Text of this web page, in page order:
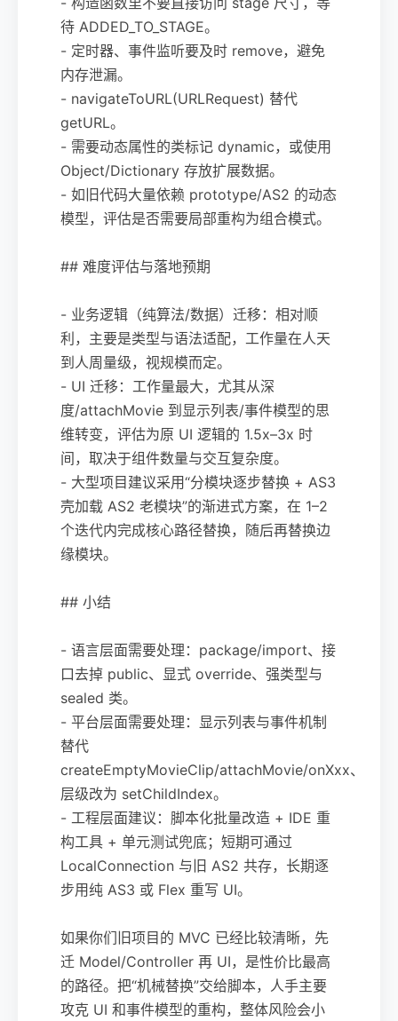
待 ADDED_TO_STAGE。
- 定时器、事件监听要及时 remove，避免
内存泄漏。
- navigateToURL(URLRequest) 替代
getURL。
- 需要动态属性的类标记 dynamic，或使用
Object/Dictionary 存放扩展数据。
- 如旧代码大量依赖 prototype/AS2 的动态
模型，评估是否需要局部重构为组合模式。
## 难度评估与落地预期
- 业务逻辑（纯算法/数据）迁移：相对顺
利，主要是类型与语法适配，工作量在人天
到人周量级，视规模而定。
- UI 迁移：工作量最大，尤其从深
度/attachMovie 到显示列表/事件模型的思
维转变，评估为原 UI 逻辑的 1.5x–3x 时
间，取决于组件数量与交互复杂度。
- 大型项目建议采用“分模块逐步替换 + AS3
壳加载 AS2 老模块”的渐进式方案，在 1–2
个迭代内完成核心路径替换，随后再替换边
缘模块。
## 小结
- 语言层面需要处理：package/import、接
口去掉 public、显式 override、强类型与
sealed 类。
- 平台层面需要处理：显示列表与事件机制
替代
createEmptyMovieClip/attachMovie/onXxx、
层级改为 setChildIndex。
- 工程层面建议：脚本化批量改造 + IDE 重
构工具 + 单元测试兜底；短期可通过
LocalConnection 与旧 AS2 共存，长期逐
步用纯 AS3 或 Flex 重写 UI。
如果你们旧项目的 MVC 已经比较清晰，先
迁 Model/Controller 再 UI，是性价比最高
的路径。把“机械替换”交给脚本，人手主要
攻克 UI 和事件模型的重构，整体风险会小